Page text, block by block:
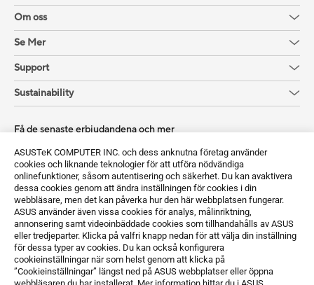
ASUSTeK COMPUTER INC. och dess anknutna företag använder
cookies och liknande teknologier för att utföra nödvändiga
onlinefunktioner, såsom autentisering och säkerhet. Du kan avaktivera
dessa cookies genom att ändra inställningen för cookies i din
webbläsare, men det kan påverka hur den här webbplatsen fungerar.
ASUS använder även vissa cookies för analys, målinriktning,
annonsering samt videoinbäddade cookies som tillhandahålls av ASUS
eller tredjeparter. Klicka på valfri knapp nedan för att välja din inställning
för dessa typer av cookies. Du kan också konfigurera
cookieinställningar när som helst genom att klicka på
”Cookieinställningar” längst ned på ASUS webbplatser eller öppna
Om oss
Se Mer
Support
Sustainability
Få de senaste erbjudandena och mer
Registrera dig
Sweden / Svenska